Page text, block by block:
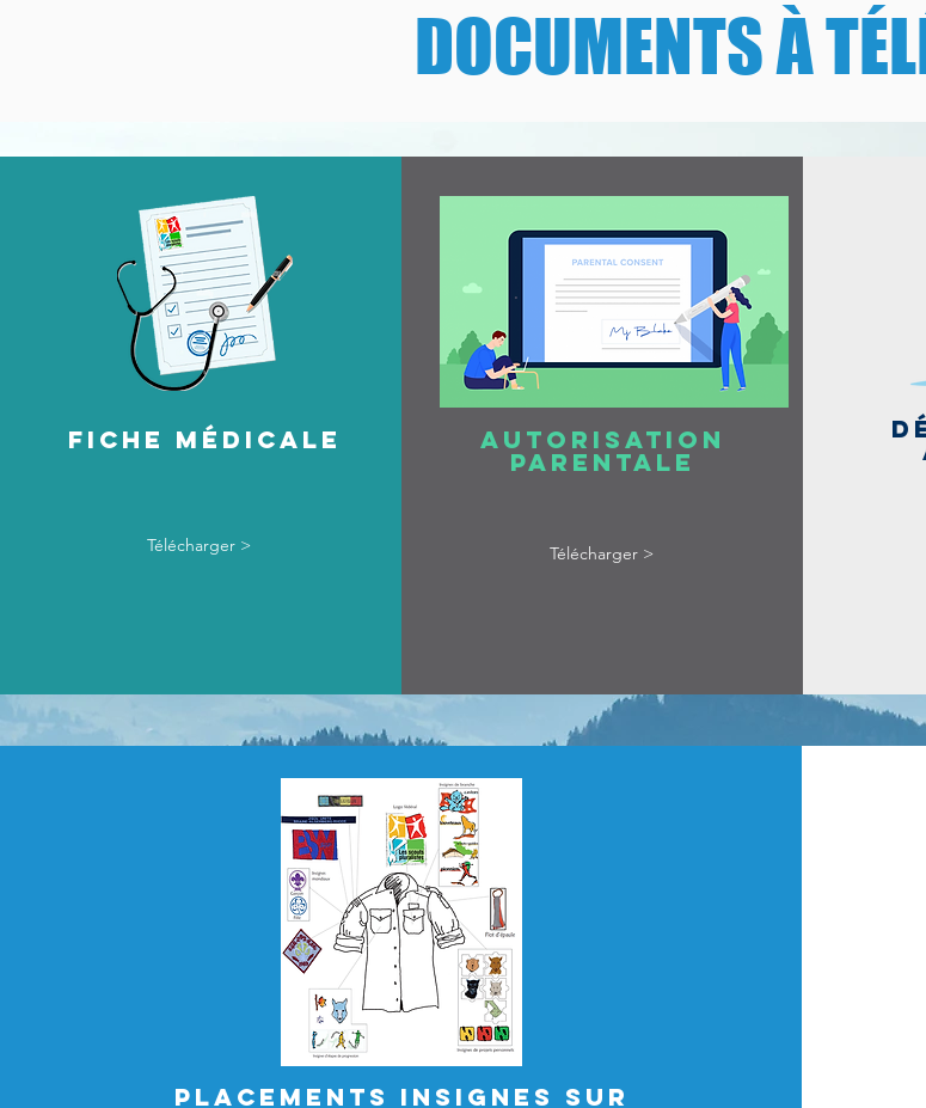
DOCUMENTS À
Fiche médicale
Télécharger >
Autorisation
parentale
Télécharger >
PLACEMENTS INSIGNES SUR